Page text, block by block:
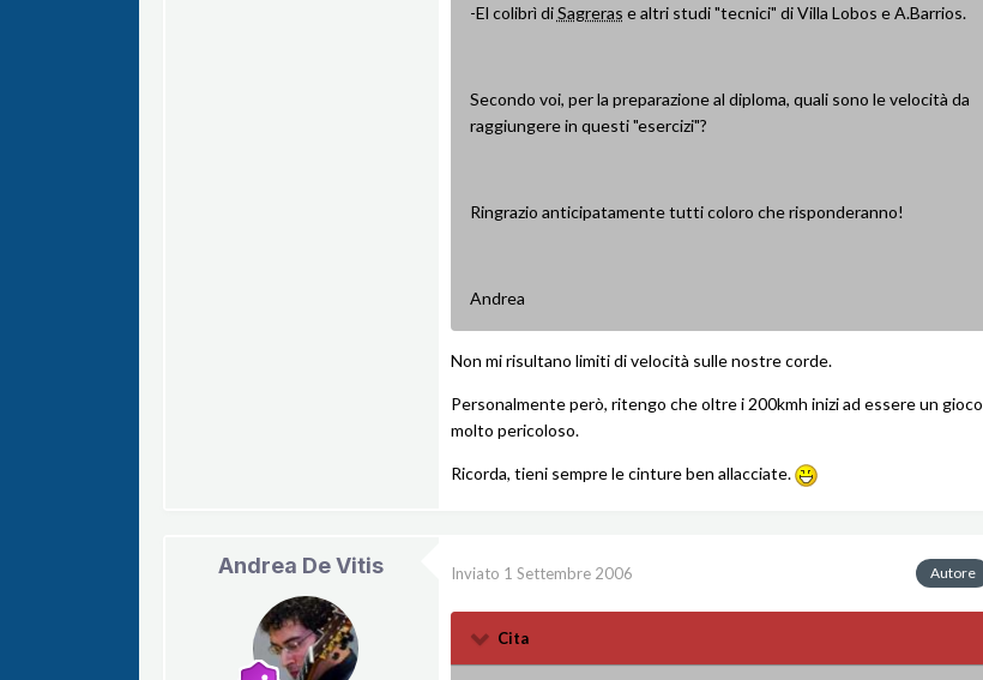
-El colibrì diSagreras e altri studi "tecnici" di Villa Lobos e A.Barrios.
Secondo voi, per la preparazione al diploma, quali sono le velocità da
raggiungere in questi "esercizi"?
Ringrazio anticipatamente tutti coloro che risponderanno!
Andrea
Non mi risultano limiti di velocità sulle nostre corde.
Personalmente però, ritengo che oltre i 200kmh inizi ad essere un gioco
molto pericoloso.
Ricorda, tieni sempre le cinture ben allacciate.
Andrea De Vitis Autore
Inviato 1 Settembre 2006
Cita